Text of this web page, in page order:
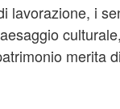
lavorazione, i
merita